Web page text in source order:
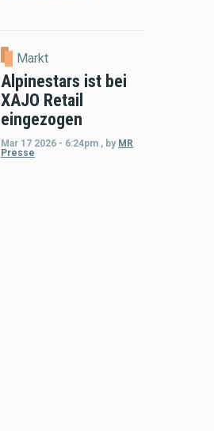
Markt
Alpinestars ist bei
XAJO Retail
eingezogen
Mar 17 2026 - 6:24pm , by MR
Presse